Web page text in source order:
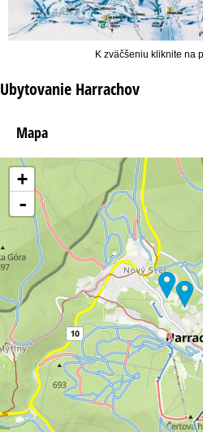
K zväčšeniu kliknite na
Ubytovanie Harrachov
Mapa
+
-